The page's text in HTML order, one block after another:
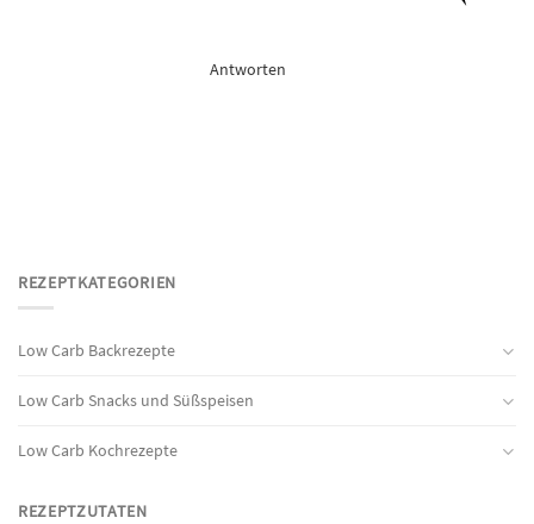
REZEPTKATEGORIEN
Low Carb Backrezepte
Low Carb Snacks und Süßspeisen
Low Carb Kochrezepte
REZEPTZUTATEN
Antworten